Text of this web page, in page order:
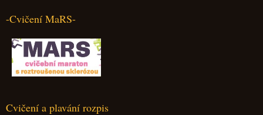
-Cvičení MaRS-
Cvičení a plavání rozpis